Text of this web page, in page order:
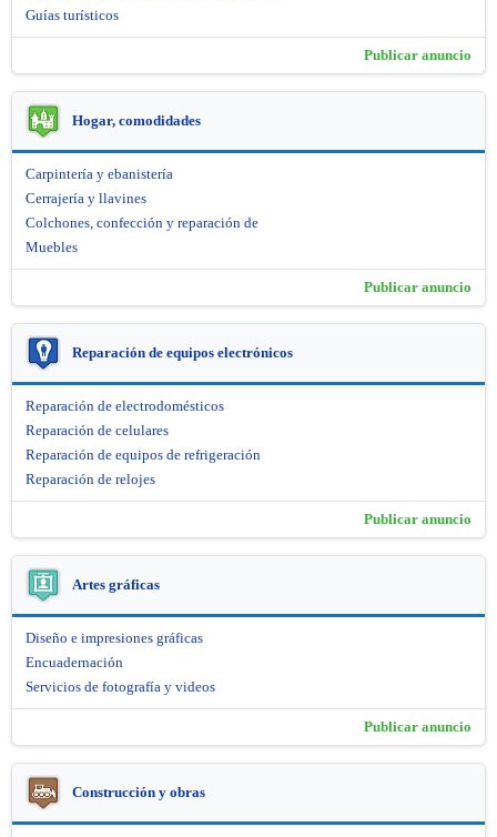
Guías turísticos
Publicar anuncio
Hogar, comodidades
Carpintería y ebanistería
Cerrajería y llavines
Colchones, confección y reparación de
Muebles
Publicar anuncio
Reparación de equipos electrónicos
Reparación de electrodomésticos
Reparación de celulares
Reparación de equipos de refrigeración
Reparación de relojes
Publicar anuncio
Artes gráficas
Diseño e impresiones gráficas
Encuadernación
Servicios de fotografía y videos
Publicar anuncio
Construcción y obras